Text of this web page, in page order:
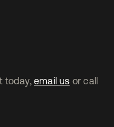
today, email us or call